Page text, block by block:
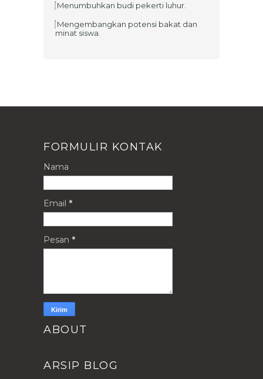
Menumbuhkan budi pekerti luhur.
Mengembangkan potensi bakat dan
minat siswa.
FORMULIR KONTAK
Nama
Email *
Pesan *
ABOUT
ARSIP BLOG